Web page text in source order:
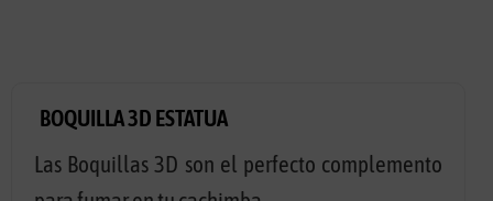
BOQUILLA 3D ESTATUA
Las Boquillas 3D son el perfecto complemento